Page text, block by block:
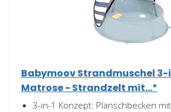
Babymoov Strandmuschel 3-
Matrose - Strandzelt mit...*
3-in-1 Konzept: Planschbecken